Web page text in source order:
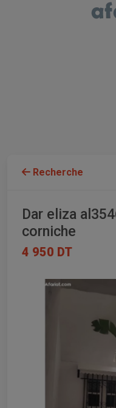
Recherche
Dar eliza
corniche
4 950 DT